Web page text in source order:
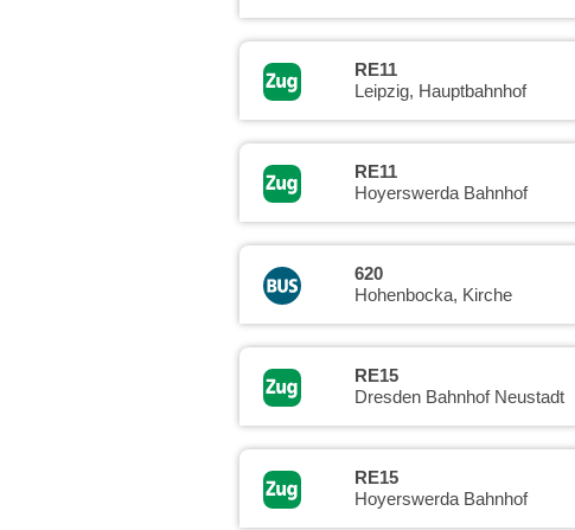
RE11
Leipzig, Hauptbahnhof
RE11
Hoyerswerda Bahnhof
620
Hohenbocka, Kirche
RE15
Dresden Bahnhof Neustadt
RE15
Hoyerswerda Bahnhof